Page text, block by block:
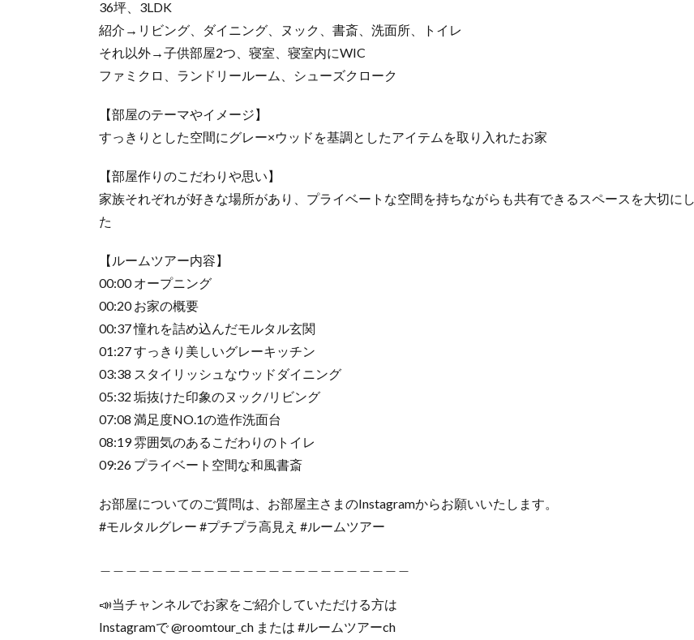
36坪、3LDK
紹介→リビング、ダイニング、ヌック、書斎、洗面所、トイレ
それ以外→子供部屋2つ、寝室、寝室内にWIC
ファミクロ、ランドリールーム、シューズクローク
【部屋のテーマやイメージ】
すっきりとした空間にグレー×ウッドを基調としたアイテムを取り入れたお家
【部屋作りのこだわりや思い】
家族それぞれが好きな場所があり、プライベートな空間を持ちながらも共有できるスペースを大切にし
た
【ルームツアー内容】
00:00 オープニング
00:20 お家の概要
00:37 憧れを詰め込んだモルタル玄関
01:27 すっきり美しいグレーキッチン
03:38 スタイリッシュなウッドダイニング
05:32 垢抜けた印象のヌック/リビング
07:08 満足度NO.1の造作洗面台
08:19 雰囲気のあるこだわりのトイレ
09:26 プライベート空間な和風書斎
お部屋についてのご質問は、お部屋主さまのInstagramからお願いいたします。
#モルタルグレー #プチプラ高見え #ルームツアー
📣当チャンネルでお家をご紹介していただける方は
Instagramで @roomtour_ch または #ルームツアーch